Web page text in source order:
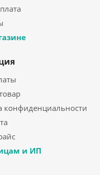
и ИП